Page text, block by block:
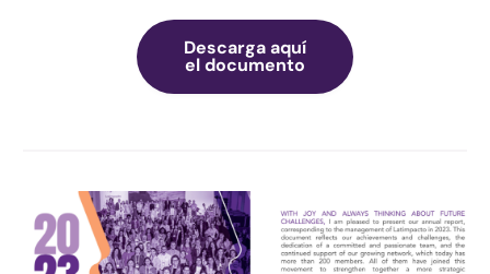
Descarga aquí
el documento